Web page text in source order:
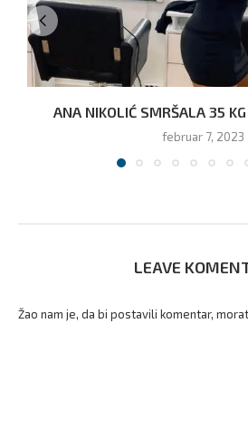
ANA NIKOLIĆ SMRŠALA 35 KG
februar 7, 2023
LEAVE
Žao nam je, da bi postavili komentar,